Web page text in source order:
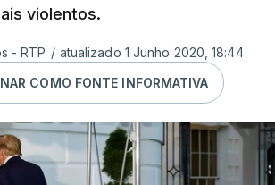
violentos.
- RTP / atualizado 1 Junho 2020, 18:44
COMO FONTE INFORMATIVA